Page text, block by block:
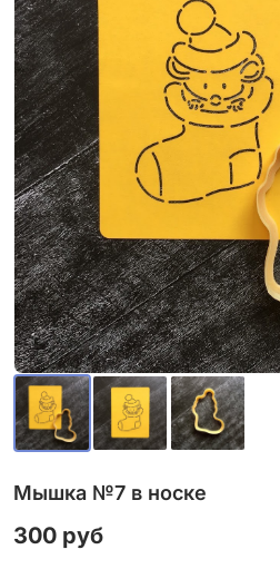
Мышка №7 в носке
300 руб